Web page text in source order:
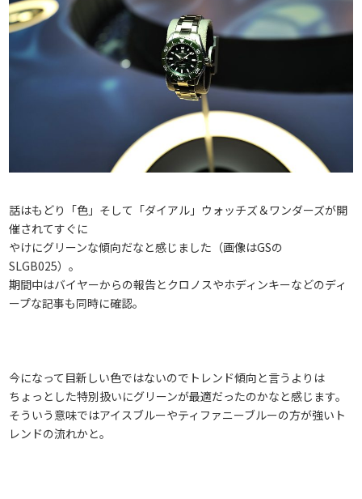
話はもどり「色」そして「ダイアル」ウォッチズ＆ワンダーズが開
催されてすぐに
やけにグリーンな傾向だなと感じました（画像はGSの
SLGB025）。
期間中はバイヤーからの報告とクロノスやホディンキーなどのディ
ープな記事も同時に確認。
今になって目新しい色ではないのでトレンド傾向と言うよりは
ちょっとした特別扱いにグリーンが最適だったのかなと感じます。
そういう意味ではアイスブルーやティファニーブルーの方が強いト
レンドの流れかと。